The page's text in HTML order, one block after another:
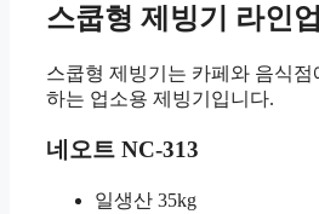
스쿱형 제빙기 라인업
스쿱형 제빙기는 카페와 음식
하는 업소용 제빙기입니다.
네오트 NC-313
일생산 35kg